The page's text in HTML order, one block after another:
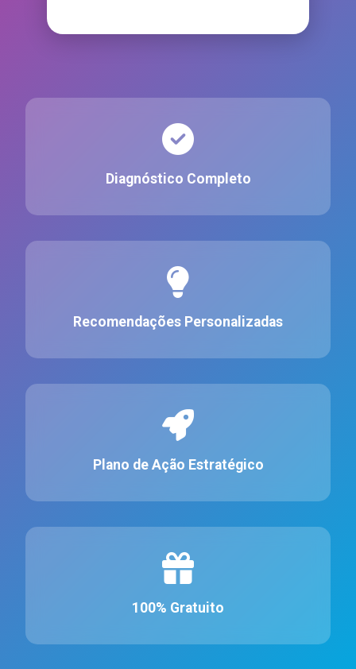
Diagnóstico Completo
Recomendações Personalizadas
Plano de Ação Estratégico
100% Gratuito